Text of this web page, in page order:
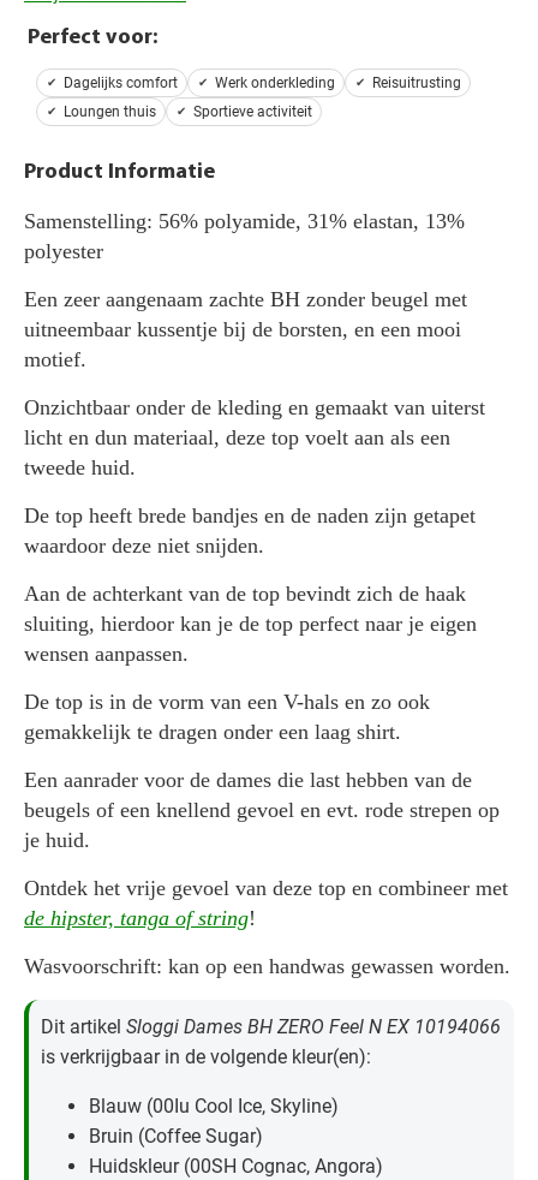
Perfect voor:
Dagelijks comfort Werk onderkleding
Reisuitrusting
Loungen thuis
Sportieve activiteit
Product Informatie
Samenstelling: 56% polyamide, 31% elastan, 13%
polyester
Een zeer aangenaam zachte BH zonder beugel met
uitneembaar kussentje bij de borsten, en een mooi
motief.
Onzichtbaar onder de kleding en gemaakt van uiterst
licht en dun materiaal, deze top voelt aan als een
tweede huid.
De top heeft brede bandjes en de naden zijn getapet
waardoor deze niet snijden.
Aan de achterkant van de top bevindt zich de haak
sluiting, hierdoor kan je de top perfect naar je eigen
wensen aanpassen.
De top is in de vorm van een V-hals en zo ook
gemakkelijk te dragen onder een laag shirt.
Een aanrader voor de dames die last hebben van de
beugels of een knellend gevoel en evt. rode strepen op
je huid.
Ontdek het vrije gevoel van deze top en combineer met
de hipster, tanga of string!
Wasvoorschrift: kan op een handwas gewassen worden.
Dit artikel Sloggi Dames BH ZERO Feel N EX 10194066
is verkrijgbaar in de volgende kleur(en):
Blauw (00Iu Cool Ice, Skyline)
Bruin (Coffee Sugar)
Huidskleur (00SH Cognac, Angora)